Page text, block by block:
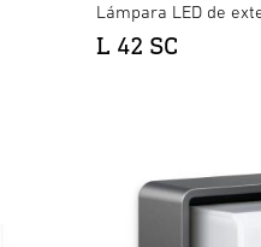
Lámpara LED de
L 42 SC